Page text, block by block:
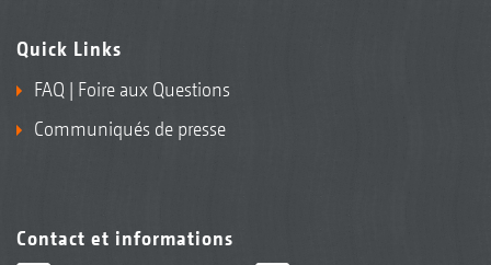
Quick Links
FAQ | Foire aux Questions
Communiqués de presse
Contact et informations